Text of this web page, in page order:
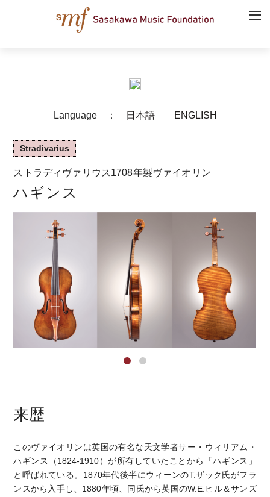
Language ： 日本語 ENGLISH
Stradivarius
ストラディヴァリウス1708年製ヴァイオリン
ハギンス
来歴
このヴァイオリンは英国の有名な天文学者サー・ウィリアム・
ハギンス（1824-1910）が所有していたことから「ハギンス」
と呼ばれている。1870年代後半にウィーンのT.ザック氏がフラ
ンスから入手し、1880年頃、同氏から英国のW.E.ヒル＆サンズ